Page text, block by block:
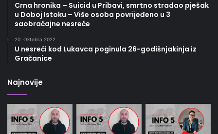
Crna hronika – Suicid u Pribavi, smrtno stradao pješak
u Doboj Istoku – Više osoba povrijeđeno u 3
saobraćajne nesreće
20. Oktobra 2022.
U nesreći kod Lukavca poginula 26-godišnjakinja iz
Gračanice
Najnovije